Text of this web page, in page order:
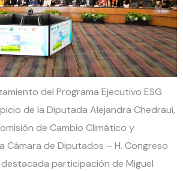
del Programa Ejecutivo ESG
de la Diputada Alejandra Chedraui,
de Cambio Climático y
Cámara de Diputados – H. Congreso
destacada participación de Miguel